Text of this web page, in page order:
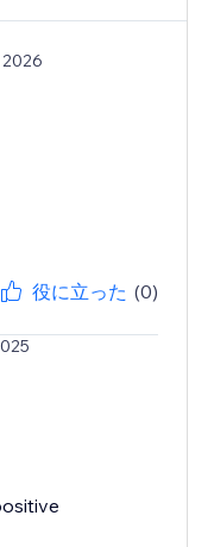
2026
役に立った (0)